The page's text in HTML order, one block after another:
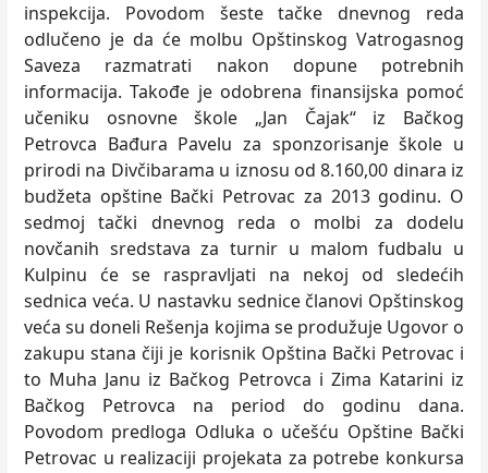
inspekcija. Povodom šeste tačke dnevnog reda
odlučeno je da će molbu Opštinskog Vatrogasnog
Saveza razmatrati nakon dopune potrebnih
informacija. Takođe je odobrena finansijska pomoć
učeniku osnovne škole „Jan Čajak“ iz Bačkog
Petrovca Bađura Pavelu za sponzorisanje škole u
prirodi na Divčibarama u iznosu od 8.160,00 dinara iz
budžeta opštine Bački Petrovac za 2013 godinu. O
sedmoj tački dnevnog reda o molbi za dodelu
novčanih sredstava za turnir u malom fudbalu u
Kulpinu će se raspravljati na nekoj od sledećih
sednica veća. U nastavku sednice članovi Opštinskog
veća su doneli Rešenja kojima se produžuje Ugovor o
zakupu stana čiji je korisnik Opština Bački Petrovac i
to Muha Janu iz Bačkog Petrovca i Zima Katarini iz
Bačkog Petrovca na period do godinu dana.
Povodom predloga Odluka o učešću Opštine Bački
Petrovac u realizaciji projekata za potrebe konkursa